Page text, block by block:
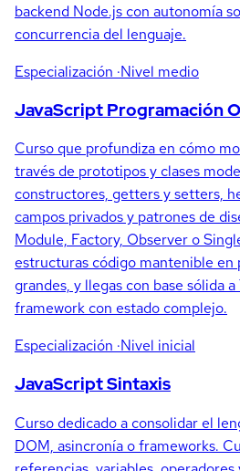
backend Node.js con autonomía
concurrencia del lenguaje.
Especialización ·Nivel medio
JavaScript Programación
Curso que profundiza en cómo
través de prototipos y clases
constructores, getters y setters,
campos privados y patrones de
Module, Factory, Observer o
estructuras código mantenible en
grandes, y llegas con base sólida
framework con estado complejo.
Especialización ·Nivel inicial
JavaScript Sintaxis
Curso dedicado a consolidar el
DOM, asincronía o frameworks.